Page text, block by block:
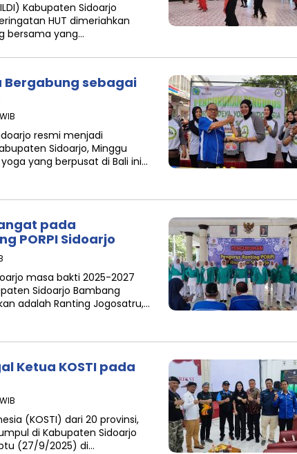
Kabupaten Sidoarjo
HUT dimeriahkan
bersama yang…
Bergabung sebagai
resmi menjadi
Sidoarjo, Minggu
yang berpusat di Bali ini…
pada
PORPI Sidoarjo
masa bakti 2025-2027
Sidoarjo Bambang
adalah Ranting Jogosatru,…
Ketua KOSTI pada
(KOSTI) dari 20 provinsi,
di Kabupaten Sidoarjo
(27/9/2025) di…